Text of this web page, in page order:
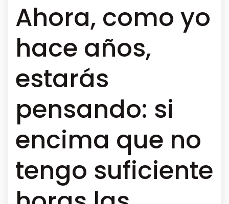
Ahora, como yo
hace años,
estarás
pensando: si
encima que no
tengo suficiente